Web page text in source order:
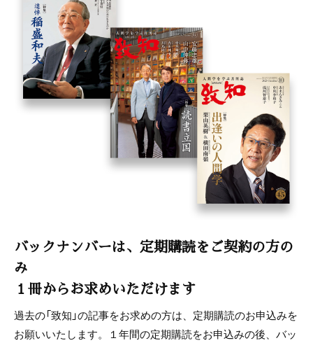
バックナンバーは、定期購読をご契約の方の
み
１冊からお求めいただけます
過去の「致知」の記事をお求めの方は、定期購読のお申込みを
お願いいたします。１年間の定期購読をお申込みの後、バッ